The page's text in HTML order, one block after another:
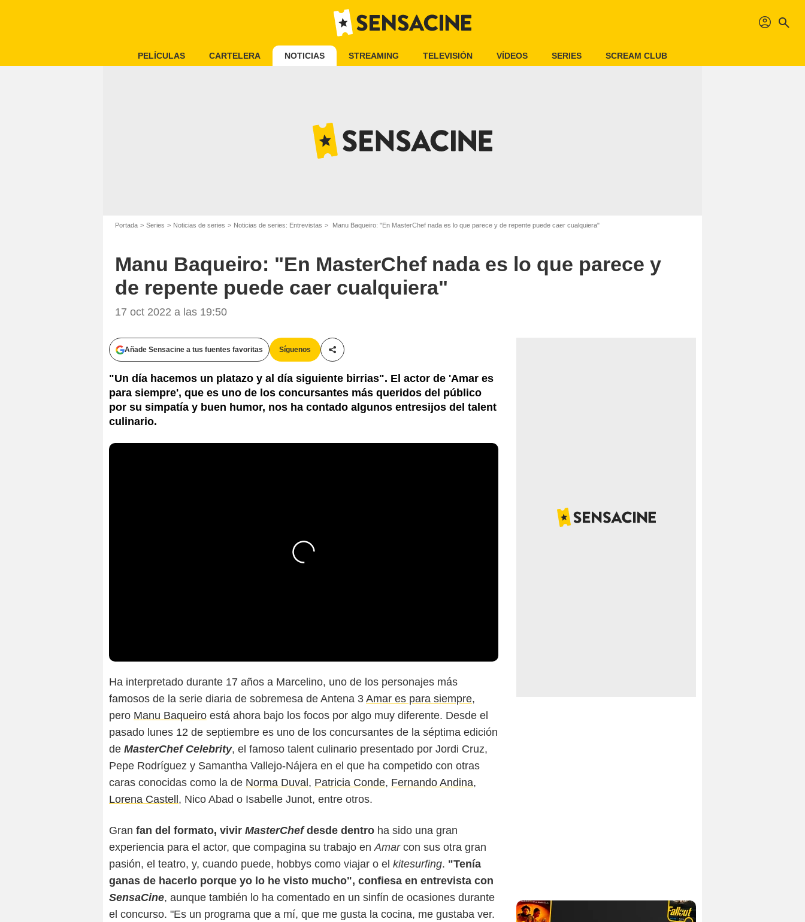
profil search
PELÍCULAS CARTELERA NOTICIAS STREAMING TELEVISIÓN VÍDEOS SERIES SCREAM CLUB
Portada Series Noticias de series Noticias de series: Entrevistas Manu Baqueiro: "En MasterChef nada es lo que parece y de repente puede caer cualquiera"
Manu Baqueiro: "En MasterChef nada es lo que parece y
de repente puede caer cualquiera"
17 oct 2022 a las 19:50
Añade Sensacine a tus fuentes favoritas Síguenos
Compartir esta noticia
"Un día hacemos un platazo y al día siguiente birrias". El actor de 'Amar es
para siempre', que es uno de los concursantes más queridos del público
por su simpatía y buen humor, nos ha contado algunos entresijos del talent
culinario.
Ha interpretado durante 17 años a Marcelino, uno de los personajes más
famosos de la serie diaria de sobremesa de Antena 3 Amar es para siempre,
pero Manu Baqueiro está ahora bajo los focos por algo muy diferente. Desde el
pasado lunes 12 de septiembre es uno de los concursantes de la séptima edición
de MasterChef Celebrity, el famoso talent culinario presentado por Jordi Cruz,
Pepe Rodríguez y Samantha Vallejo-Nájera en el que ha competido con otras
caras conocidas como la de Norma Duval , Patricia Conde, Fernando Andina,
Lorena Castell , Nico Abad o Isabelle Junot, entre otros.
Gran fan del formato, vivir MasterChefdesde dentro ha sido una gran
experiencia para el actor, que compagina su trabajo enAmarcon sus otra gran
pasión, el teatro, y, cuando puede, hobbys como viajar o el kitesurfing. "Tenía
ganas de hacerlo porque yo lo he visto mucho", confiesa en entrevista con
SensaCine, aunque también lo ha comentado en un sinfín de ocasiones durante
el concurso. "Es un programa que a mí, que me gusta la cocina, me gustaba ver.